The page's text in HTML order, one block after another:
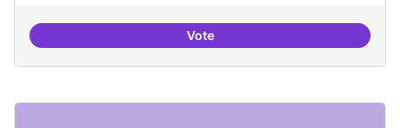
VoteExperiments delirants que ho